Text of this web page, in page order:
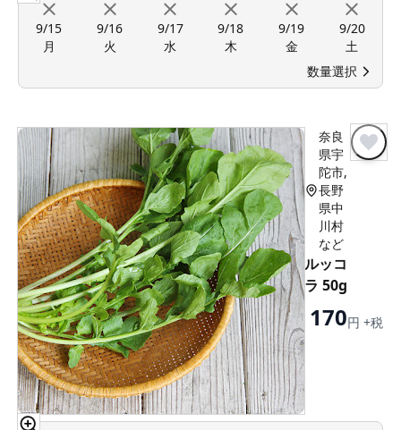
9/15
月
9/16
火
9/17
水
9/18
木
9/19
金
9/20
土
数量選択
奈良
県宇
陀市,
長野
県中
川村
など
ルッコ
ラ 50g
170円 +税